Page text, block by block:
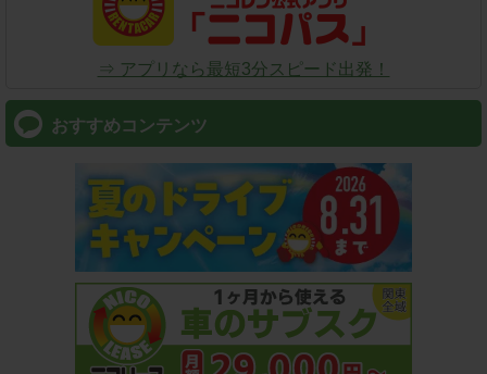
⇒ アプリなら最短3分スピード出発！
おすすめコンテンツ